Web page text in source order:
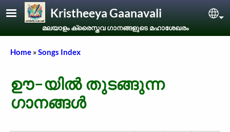
Skip to main contentKristheeya Gaanavali
മലയാളം ക്രൈസ്തവ ഗാനങ്ങളുടെ മഹാശേഖരം
Breadcrumb
Home Songs Index
ഊ-യിൽ തുടങ്ങുന്ന
ഗാനങ്ങൾ